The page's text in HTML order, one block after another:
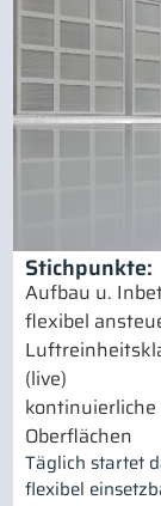
Stichpunkte:
Aufbau u.
flexibel
(live)
Oberflächen
Täglich startet
flexibel